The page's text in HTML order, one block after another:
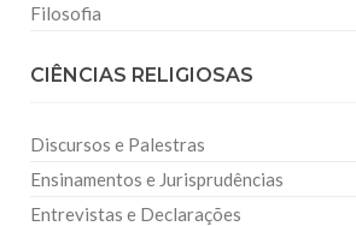
Filosofia
CIÊNCIAS RELIGIOSAS
Discursos e Palestras
Ensinamentos e Jurisprudências
Entrevistas e Declarações